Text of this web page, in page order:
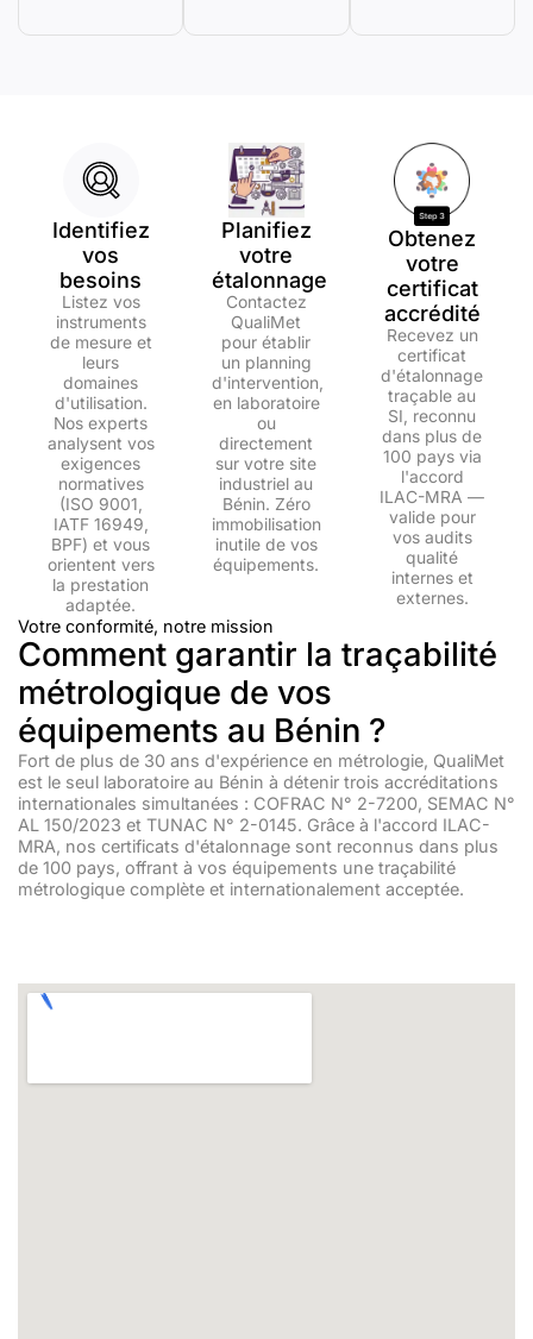
Votre conformité, notre mission
Comment garantir la traçabilité
métrologique de vos
équipements au Bénin ?
Fort de plus de 30 ans d'expérience en métrologie, QualiMet
est le seul laboratoire au Bénin à détenir trois accréditations
internationales simultanées : COFRAC N° 2-7200, SEMAC N°
AL 150/2023 et TUNAC N° 2-0145. Grâce à l'accord ILAC-
MRA, nos certificats d'étalonnage sont reconnus dans plus
de 100 pays, offrant à vos équipements une traçabilité
métrologique complète et internationalement acceptée.
Identifiez
vos
besoins
Listez vos
instruments
de mesure et
leurs
domaines
d'utilisation.
Nos experts
analysent vos
exigences
normatives
(ISO 9001,
IATF 16949,
BPF) et vous
orientent vers
la prestation
adaptée.
Planifiez
votre
étalonnage
Contactez
QualiMet
pour établir
un planning
d'intervention,
en laboratoire
ou
directement
sur votre site
industriel au
Bénin. Zéro
immobilisation
inutile de vos
équipements.
Obtenez
votre
certificat
accrédité
Recevez un
certificat
d'étalonnage
traçable au
SI, reconnu
dans plus de
100 pays via
l'accord
ILAC-MRA —
valide pour
vos audits
qualité
internes et
externes.